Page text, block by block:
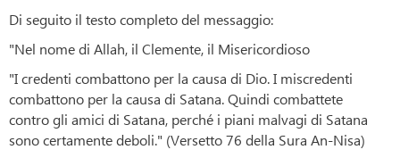
Di seguito il testo completo del messaggio:
"Nel nome di Allah, il Clemente, il Misericordioso
"I credenti combattono per la causa di Dio. I miscredenti
combattono per la causa di Satana. Quindi combattete
contro gli amici di Satana, perché i piani malvagi di Satana
sono certamente deboli." (Versetto 76 della Sura An-Nisa)